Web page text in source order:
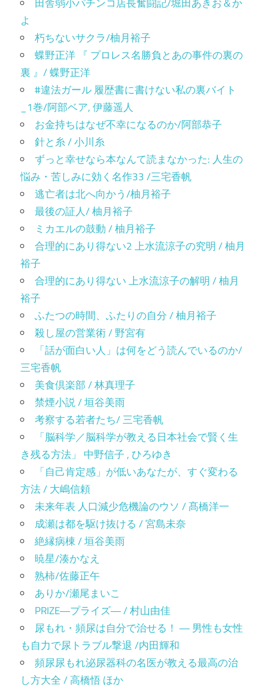
よ
朽ちないサクラ/柚月裕子
蝶野正洋 『 プロレス名勝負とあの事件の裏の
裏 』/ 蝶野正洋
#違法ガール 履歴書に書けない私の裏バイト
_1巻/阿部ベア, 伊藤遥人
お金持ちはなぜ不幸になるのか/阿部恭子
針と糸 / 小川糸
ずっと幸せなら本なんて読まなかった: 人生の
悩み・苦しみに効く名作33 /三宅香帆
逃亡者は北へ向かう/柚月裕子
最後の証人/ 柚月裕子
ミカエルの鼓動 / 柚月裕子
合理的にあり得ない2 上水流涼子の究明 / 柚月
裕子
合理的にあり得ない 上水流涼子の解明 / 柚月
裕子
ふたつの時間、ふたりの自分 / 柚月裕子
殺し屋の営業術 / 野宮有
「話が面白い人」は何をどう読んでいるのか/
三宅香帆
美食倶楽部 / 林真理子
禁煙小説 / 垣谷美雨
考察する若者たち/ 三宅香帆
「脳科学／脳科学が教える日本社会で賢く生
き残る方法」 中野信子 , ひろゆき
「自己肯定感」が低いあなたが、すぐ変わる
方法 / 大嶋信頼
未来年表 人口減少危機論のウソ / 髙橋洋一
成瀬は都を駆け抜ける / 宮島未奈
絶縁病棟 / 垣谷美雨
暁星/湊かなえ
熟柿/佐藤正午
ありか/瀬尾まいこ
PRIZE―プライズ― / 村山由佳
尿もれ・頻尿は自分で治せる！ ― 男性も女性
も自力で尿トラブル撃退 /内田輝和
頻尿尿もれ泌尿器科の名医が教える最高の治
し方大全 / 高橋悟 ほか